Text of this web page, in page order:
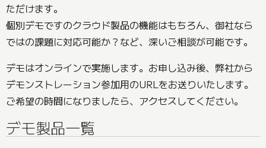
ただけます。
個別デモですのクラウド製品の機能はもちろん、御社なら
ではの課題に対応可能か？など、深いご相談が可能です。
デモはオンラインで実施します。お申し込み後、弊社から
デモンストレーション参加用のURLをお送りいたします。
ご希望の時間になりましたら、アクセスしてください。
デモ製品一覧